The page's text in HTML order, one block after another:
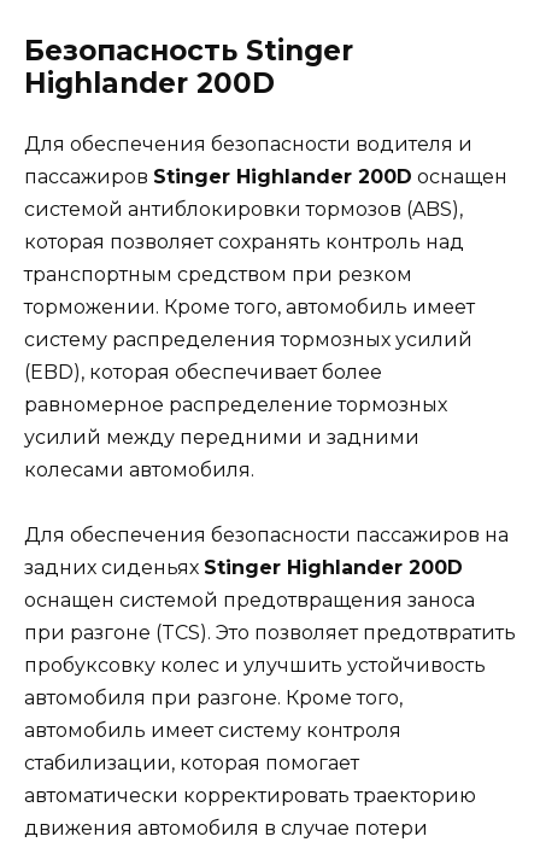
Безопасность Stinger
Highlander 200D
Для обеспечения безопасности водителя и
пассажиров Stinger Highlander 200D оснащен
системой антиблокировки тормозов (ABS),
которая позволяет сохранять контроль над
транспортным средством при резком
торможении. Кроме того, автомобиль имеет
систему распределения тормозных усилий
(EBD), которая обеспечивает более
равномерное распределение тормозных
усилий между передними и задними
колесами автомобиля.
Для обеспечения безопасности пассажиров на
задних сиденьях Stinger Highlander 200D
оснащен системой предотвращения заноса
при разгоне (TCS). Это позволяет предотвратить
пробуксовку колес и улучшить устойчивость
автомобиля при разгоне. Кроме того,
автомобиль имеет систему контроля
стабилизации, которая помогает
автоматически корректировать траекторию
движения автомобиля в случае потери